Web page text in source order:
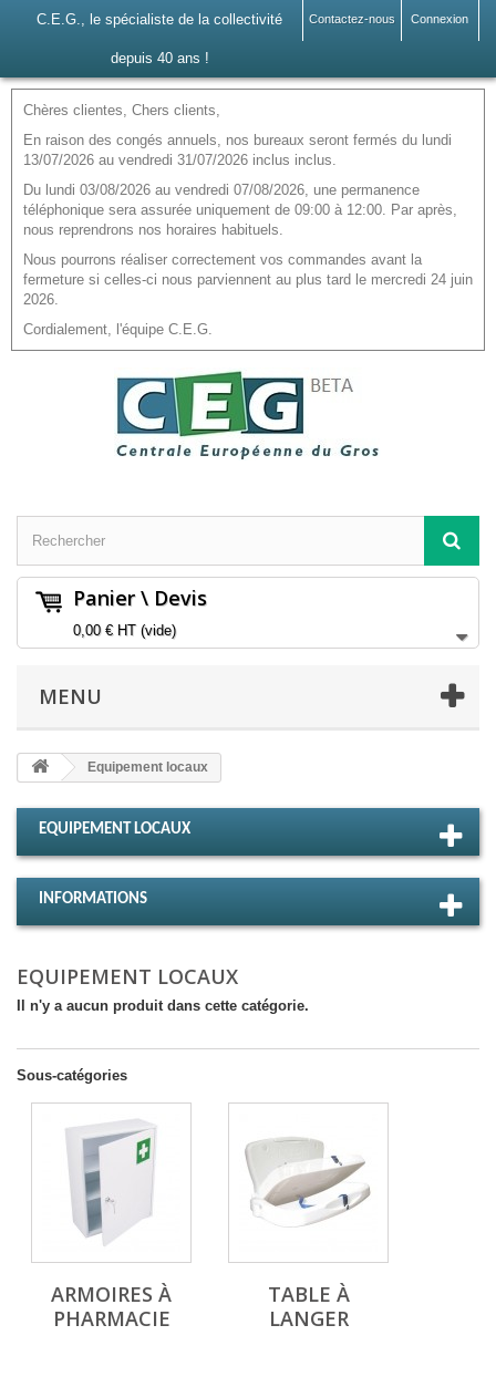
Connexion
Contactez-nous
C.E.G., le spécialiste de la collectivité
depuis 40 ans !
Chères clientes, Chers clients,
En raison des congés annuels, nos bureaux seront fermés du lundi
13/07/2026 au vendredi 31/07/2026 inclus inclus.
Du lundi 03/08/2026 au vendredi 07/08/2026, une permanence
téléphonique sera assurée uniquement de 09:00 à 12:00. Par après,
nous reprendrons nos horaires habituels.
Nous pourrons réaliser correctement vos commandes avant la
fermeture si celles-ci nous parviennent au plus tard le mercredi 24 juin
2026.
Cordialement, l'équipe C.E.G.
Panier \ Devis
0,00 €HT (vide)
MENU
Equipement locaux
EQUIPEMENT LOCAUX
INFORMATIONS
EQUIPEMENT LOCAUX
Il n'y a aucun produit dans cette catégorie.
Sous-catégories
ARMOIRES À
PHARMACIE
TABLE À
LANGER